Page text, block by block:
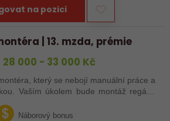
na pozici
| 13. mzda, prémie
28 000 - 33 000 Kč
který se nebojí manuální práce a
Vaším úkolem bude montáž regálů,
vozíků (VZV) podle výkresů.
u…Náborový bonus